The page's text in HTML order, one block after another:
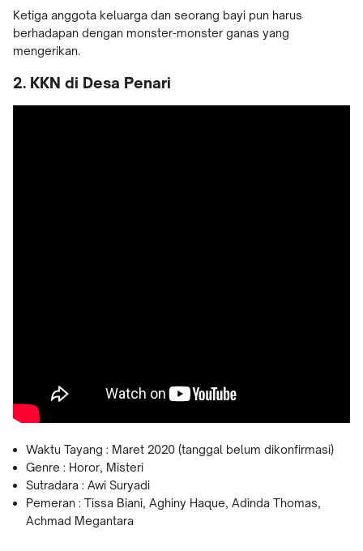
Ketiga anggota keluarga dan seorang bayi pun harus
berhadapan dengan monster-monster ganas yang
mengerikan.
2. KKN di Desa Penari
Waktu Tayang : Maret 2020 (tanggal belum dikonfirmasi)
Genre : Horor, Misteri
Sutradara : Awi Suryadi
Pemeran : Tissa Biani, Aghiny Haque, Adinda Thomas,
Achmad Megantara